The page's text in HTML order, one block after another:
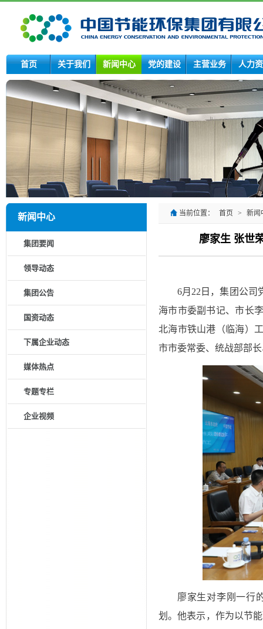
首页 关于我们 新闻中心 党的建设 主营业务 人力
新闻中心
集团要闻
领导动态
集团公告
国资动态
下属企业动态
媒体热点
专题专栏
企业视频
当前位置： 首页 > 新闻
廖家生 张世
6月22日，集团公司
海市市委副书记、市长
北海市铁山港（临海）
市市委常委、统战部部
廖家生对李刚一行
划。他表示，作为以节